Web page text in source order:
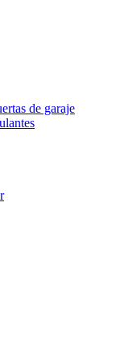
de garaje